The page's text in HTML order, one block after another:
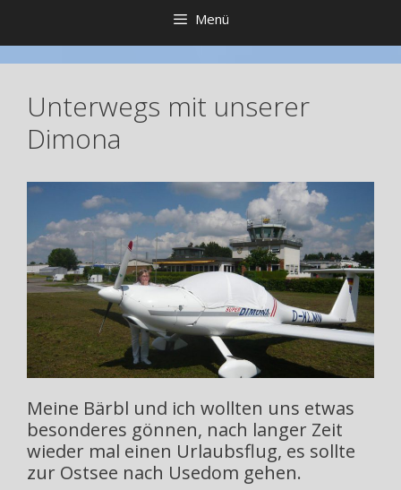
Menü
Unterwegs mit unserer
Dimona
Meine Bärbl und ich wollten uns etwas
besonderes gönnen, nach langer Zeit
wieder mal einen Urlaubsflug, es sollte
zur Ostsee nach Usedom gehen.